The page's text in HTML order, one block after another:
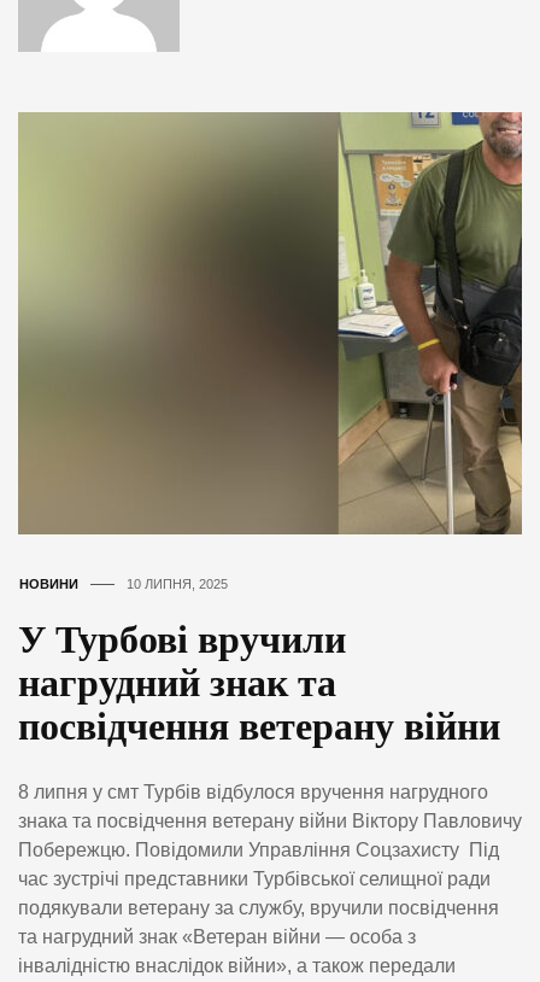
НОВИНИ 10 ЛИПНЯ, 2025
У Турбові вручили
нагрудний знак та
посвідчення ветерану війни
8 липня у смт Турбів відбулося вручення нагрудного
знака та посвідчення ветерану війни Віктору Павловичу
Побережцю. Повідомили Управління Соцзахисту Під
час зустрічі представники Турбівської селищної ради
подякували ветерану за службу, вручили посвідчення
та нагрудний знак «Ветеран війни — особа з
інвалідністю внаслідок війни», а також передали